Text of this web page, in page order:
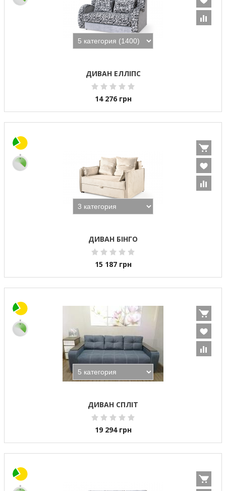
ДИВАН ЕЛЛІПС
14 276 грн
ДИВАН БІНГО
15 187 грн
ДИВАН СПЛІТ
19 294 грн